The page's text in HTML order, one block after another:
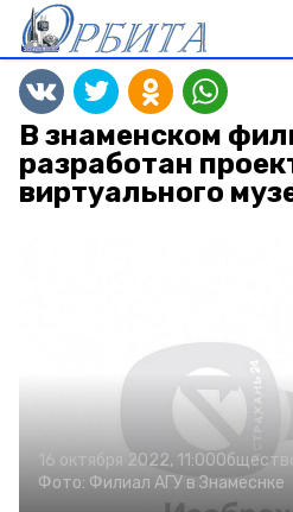
В знаменском
разработан
виртуального
16 октября 2022, 11:00
Фото: Филиал АГУ в Знамеснке